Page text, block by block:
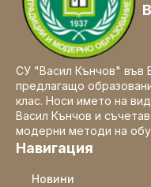
СУ "Васил Кънчов" във
предлагащо
клас. Носи името на
Васил Кънчов и
модерни методи на
Навигация
Новини